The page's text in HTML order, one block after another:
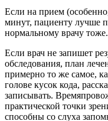
Если на прием
минут, пациенту лучше
нормальному врачу тоже.
Если врач не запишет
обследования, план
примерно то же самое,
голове кусок кода,
записывать.
практической точки
способны со слуха